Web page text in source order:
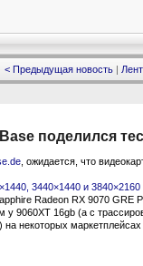
< Предыдущая новость |
поделился
, ожидается, что
3440×1440 и 3840×2160
Radeon RX 9070 GRE
9060XT 16gb (а c
некоторых